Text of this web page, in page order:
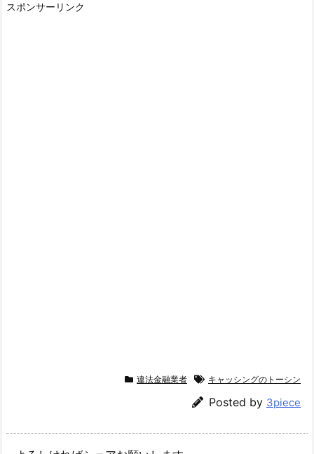
スポンサーリンク
違法金融業者 キャッシングのトーシン
Posted by 3piece